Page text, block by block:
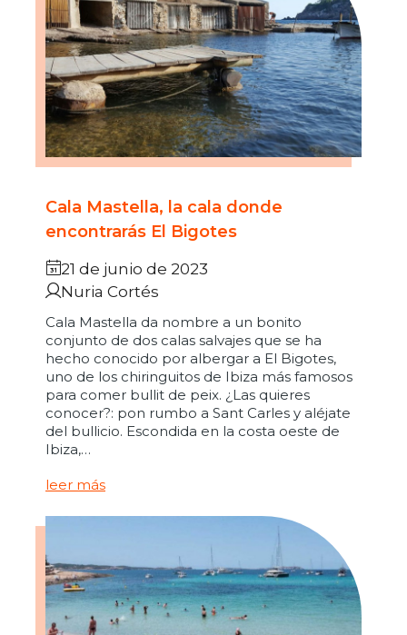
Cala Mastella, la cala donde
encontrarás El Bigotes
21 de junio de 2023
Nuria Cortés
Cala Mastella da nombre a un bonito
conjunto de dos calas salvajes que se ha
hecho conocido por albergar a El Bigotes,
uno de los chiringuitos de Ibiza más famosos
para comer bullit de peix. ¿Las quieres
conocer?: pon rumbo a Sant Carles y aléjate
del bullicio. Escondida en la costa oeste de
Ibiza,…
leer más